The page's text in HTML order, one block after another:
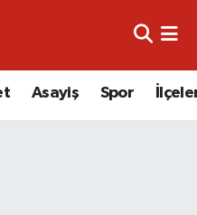
Asayiş Spor
ve Fikstür